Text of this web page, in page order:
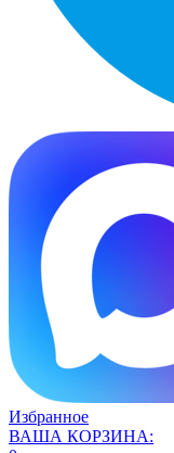
Избранное
ВАША КОРЗИНА: